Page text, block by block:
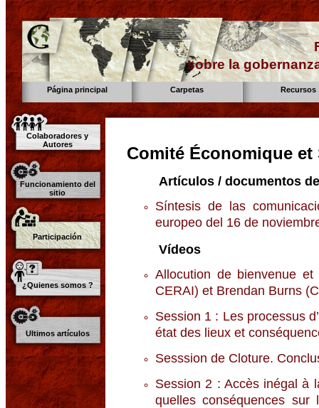
sobre la
Página principal Carpetas Recursos
Colaboradores y
Autores
Funcionamiento del
sitio
Participación
¿Quienes somos ?
Ultimos artículos
Comité Économique et
Artículos / documentos
Síntesis de las
europeo del 16 de
Vídeos
Allocution de bienvenue et
CERAI) et Brendan Burns
Session 1 : Les processus
état des lieux et
Sesssion de Cloture.
Session 2 : Accès inégal à
quelles conséquences sur